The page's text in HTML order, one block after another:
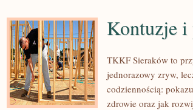
Kontuzje
TKKF Sieraków to
jednorazowy zryw,
codziennością:
zdrowie oraz jak